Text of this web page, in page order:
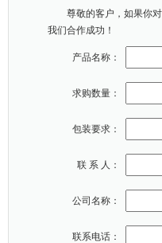
尊敬的客户，如果你对
我们合作成功！
产品名称：
求购数量：
包装要求：
联 系 人：
公司名称：
联系电话：